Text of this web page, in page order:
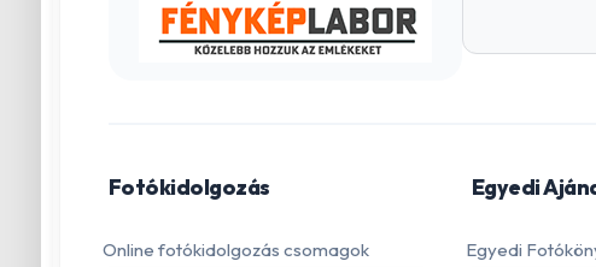
Fotókidolgozás
Online fotókidolgozás csomagok
Egyedi
Egyedi